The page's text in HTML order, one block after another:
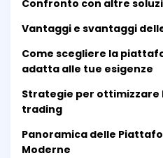
Confronto con altre
Vantaggi e svantaggi
Come scegliere la
adatta alle tue esigenze
Strategie per ottimizzare
trading
Panoramica delle
Moderne